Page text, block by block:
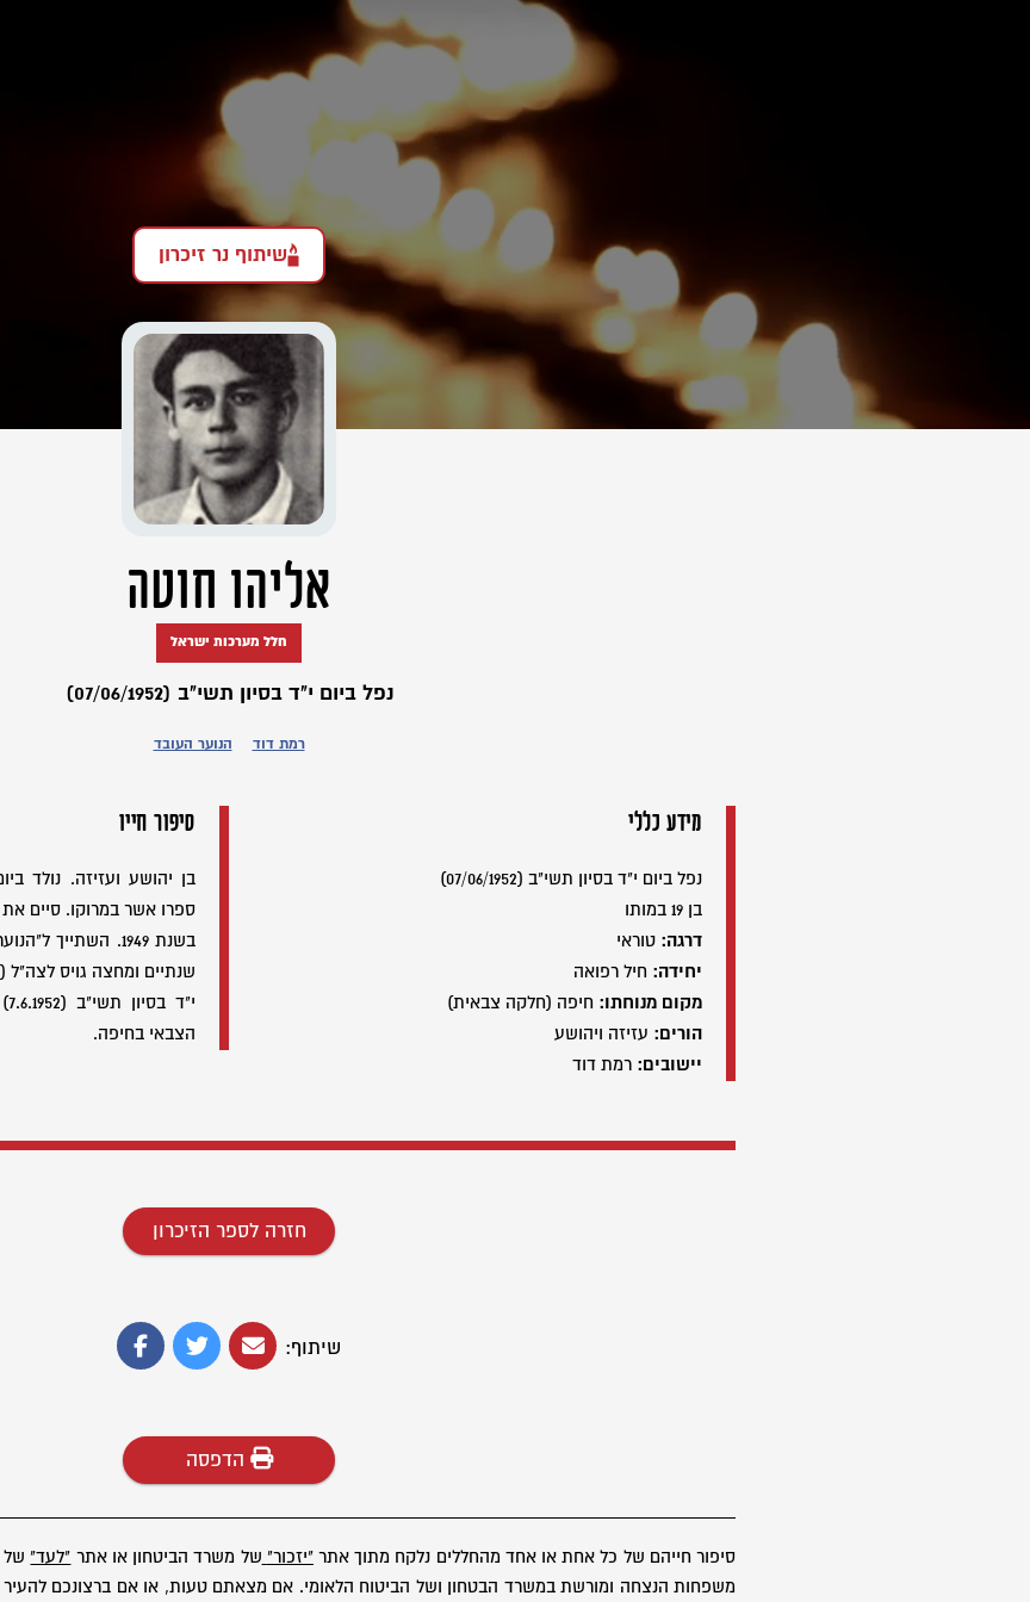
שיתוף נר זיכרון
אליהו חוטה
חלל מערכות ישראל
נפל ביום י"ד בסיון תשי"ב (07/06/1952)
רמת דוד הנוער העובד
מידע כללי
נפל ביום י"ד בסיון תשי"ב (07/06/1952)
בן 19 במותו
דרגה: טוראי
יחידה: חיל רפואה
מקום מנוחתו: חיפה (חלקה צבאית)
הורים: עזיזה ויהושע
יישובים: רמת דוד
סיפור חייו
ספרו אשר במרוקו. סיים
בשנת 1949.
הצבאי בחיפה.
חזרה לספר הזיכרון
שיתוף:
הדפסה
סיפור חייהם של כל אחת או אחד מהחללים נלקח מתוך אתר"יזכור" של משרד הביטחון או אתר "לעד"של
משפחות הנצחה ומורשת במשרד הבטחון ושל הביטוח הלאומי. אם מצאתם טעות, או אם ברצונכם להעיר